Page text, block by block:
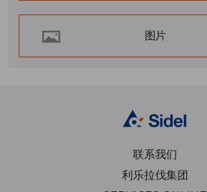
图片
联系我们
利乐拉伐集团